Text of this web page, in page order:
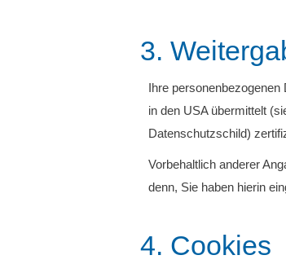
3.
Ihre
in den USA übermittelt
Datenschutzschild)
Vorbehaltlich anderer
denn, Sie haben hierin
4. Cookies